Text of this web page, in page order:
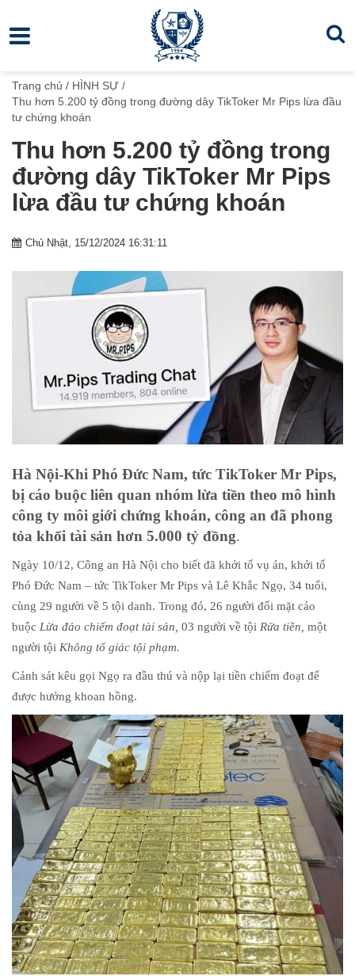
Trang chủ / HÌNH SỰ /
Thu hơn 5.200 tỷ đồng trong đường dây TikToker Mr Pips lừa đầu
tư chứng khoán
Thu hơn 5.200 tỷ đồng trong
đường dây TikToker Mr Pips
lừa đầu tư chứng khoán
Chủ Nhật, 15/12/2024 16:31:11
Hà Nội-Khi Phó Đức Nam, tức TikToker Mr Pips,
bị cáo buộc liên quan nhóm lừa tiền theo mô hình
công ty môi giới chứng khoán, công an đã phong
tỏa khối tài sản hơn 5.000 tỷ đồng.
Ngày 10/12, Công an Hà Nội cho biết đã khởi tố vụ án, khởi tố
Phó Đức Nam – tức TikToker Mr Pips và Lê Khắc Ngọ, 34 tuổi,
cùng 29 người về 5 tội danh. Trong đó, 26 người đối mặt cáo
buộc Lừa đảo chiếm đoạt tài sản, 03 người về tội Rửa tiền, một
người tội Không tố giác tội phạm.
Cảnh sát kêu gọi Ngọ ra đầu thú và nộp lại tiền chiếm đoạt để
được hưởng khoan hồng.